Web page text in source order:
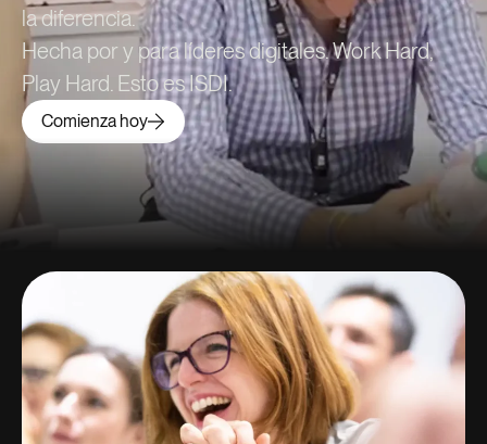
la diferencia.
Hecha por y para líderes digitales. Work Hard,
Play Hard. Esto es ISDI.
Comienza hoy